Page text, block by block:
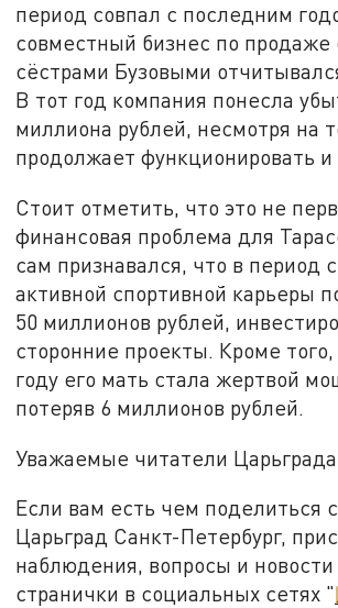
период совпал с последним
совместный бизнес по
сёстрами Бузовыми
В тот год компания понесла
миллиона рублей, несмотря на
продолжает функционировать
Стоит отметить, что это не
финансовая проблема для
сам признавался, что в период
активной спортивной карьеры
50 миллионов рублей,
сторонние проекты. Кроме
году его мать стала жертвой
потеряв 6 миллионов рублей.
Уважаемые читатели
Если вам есть чем поделиться
Царьград Санкт-Петербург,
наблюдения, вопросы и
странички в социальных сетях "